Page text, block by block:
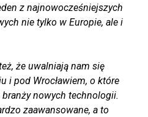
z najnowocześniejszych
nie tylko w Europie, ale i
że uwalniają nam się
i pod Wrocławiem, o które
nowych technologii.
zaawansowane, a to